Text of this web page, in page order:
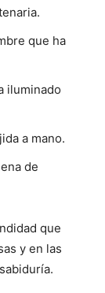
que ha
iluminado
a mano.
de
que
y en las